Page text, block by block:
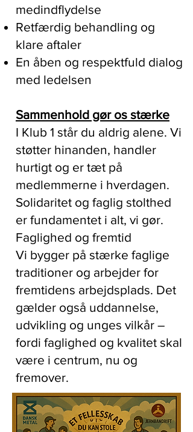
medindflydelse
Retfærdig behandling og
klare aftaler
En åben og respektfuld dialog
med ledelsen
Sammenhold gør os stærke
I Klub 1 står du aldrig alene. Vi
støtter hinanden, handler
hurtigt og er tæt på
medlemmerne i hverdagen.
Solidaritet og faglig stolthed
er fundamentet i alt, vi gør.
Faglighed og fremtid
Vi bygger på stærke faglige
traditioner og arbejder for
fremtidens arbejdsplads. Det
gælder også uddannelse,
udvikling og unges vilkår –
fordi faglighed og kvalitet skal
være i centrum, nu og
fremover.